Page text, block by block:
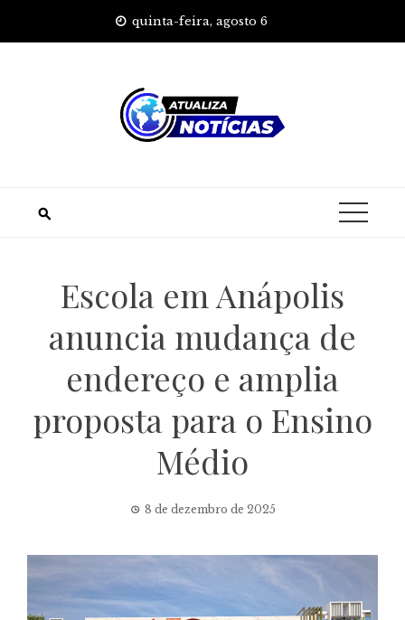
quinta-feira, agosto 6
Escola em Anápolis
anuncia mudança de
endereço e amplia
proposta para o Ensino
Médio
8 de dezembro de 2025